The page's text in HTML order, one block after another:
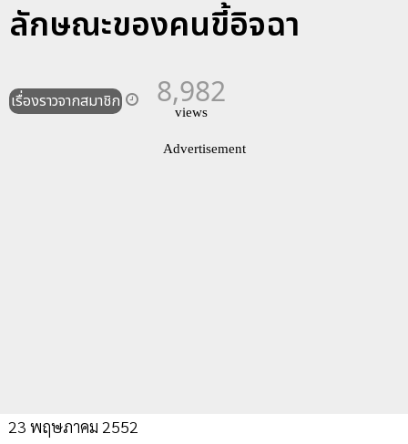
ลักษณะของคนขี้อิจฉา
เรื่องราวจากสมาชิก 8,982
views
Advertisement
23 พฤษภาคม 2552